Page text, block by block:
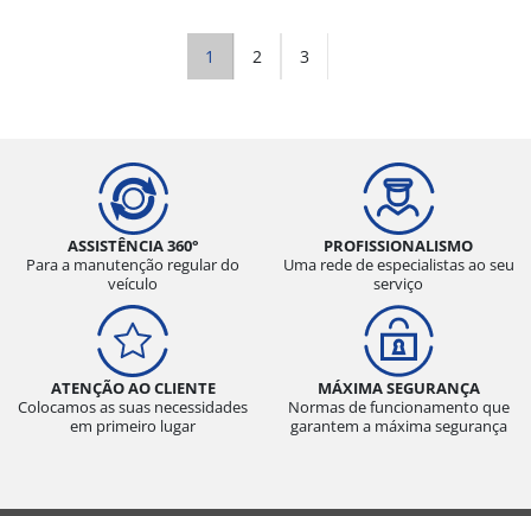
1 2 3
ASSISTÊNCIA 360°
Para a manutenção regular do
veículo
PROFISSIONALISMO
Uma rede de especialistas ao seu
serviço
ATENÇÃO AO CLIENTE
Colocamos as suas necessidades
em primeiro lugar
MÁXIMA SEGURANÇA
Normas de funcionamento que
garantem a máxima segurança